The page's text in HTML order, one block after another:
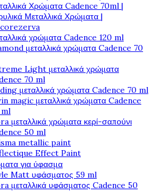
Χρώματα Cadence 70ml |
Μεταλλικά Χρώματα |
χρώματα Cadence 120 ml
μεταλλικά χρώματα Cadence 70
Light μεταλλικά χρώματα
70 ml
μεταλλικά χρώματα Cadence 70 ml
magic μεταλλικά χρώματα Cadence
μεταλλικά χρώματα κερί-σαπούνι
50 ml
metallic paint
Effect Paint
για ύφασμα
Matt υφάσματος 59 ml
μεταλλικά υφάσματος Cadence 50